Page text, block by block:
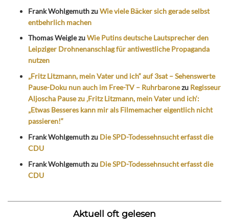
Frank WohlgemuthzuWie viele Bäcker sich gerade selbst
entbehrlich machen
Thomas WeiglezuWie Putins deutsche Lautsprecher den
Leipziger Drohnenanschlag für antiwestliche Propaganda
nutzen
„Fritz Litzmann, mein Vater und ich“ auf 3sat – Sehenswerte
Pause-Doku nun auch im Free-TV – Ruhrbaronezu Regisseur
Aljoscha Pause zu ‚Fritz Litzmann, mein Vater und ich‘:
„Etwas Besseres kann mir als Filmemacher eigentlich nicht
passieren!“
Frank Wohlgemuthzu Die SPD-Todessehnsucht erfasst die
CDU
Frank Wohlgemuthzu Die SPD-Todessehnsucht erfasst die
CDU
Aktuell oft gelesen